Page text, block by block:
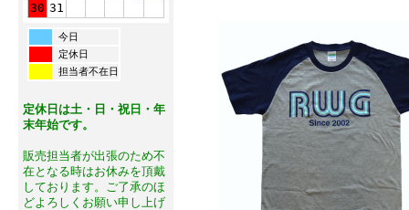
30 31
今日
定休日
担当者不在日
定休日は土・日・祝日・年
末年始です。
販売担当者が出張のため不
在となる時はお休みを頂戴
しております。ご了承のほ
どよろしくお願い申し上げ